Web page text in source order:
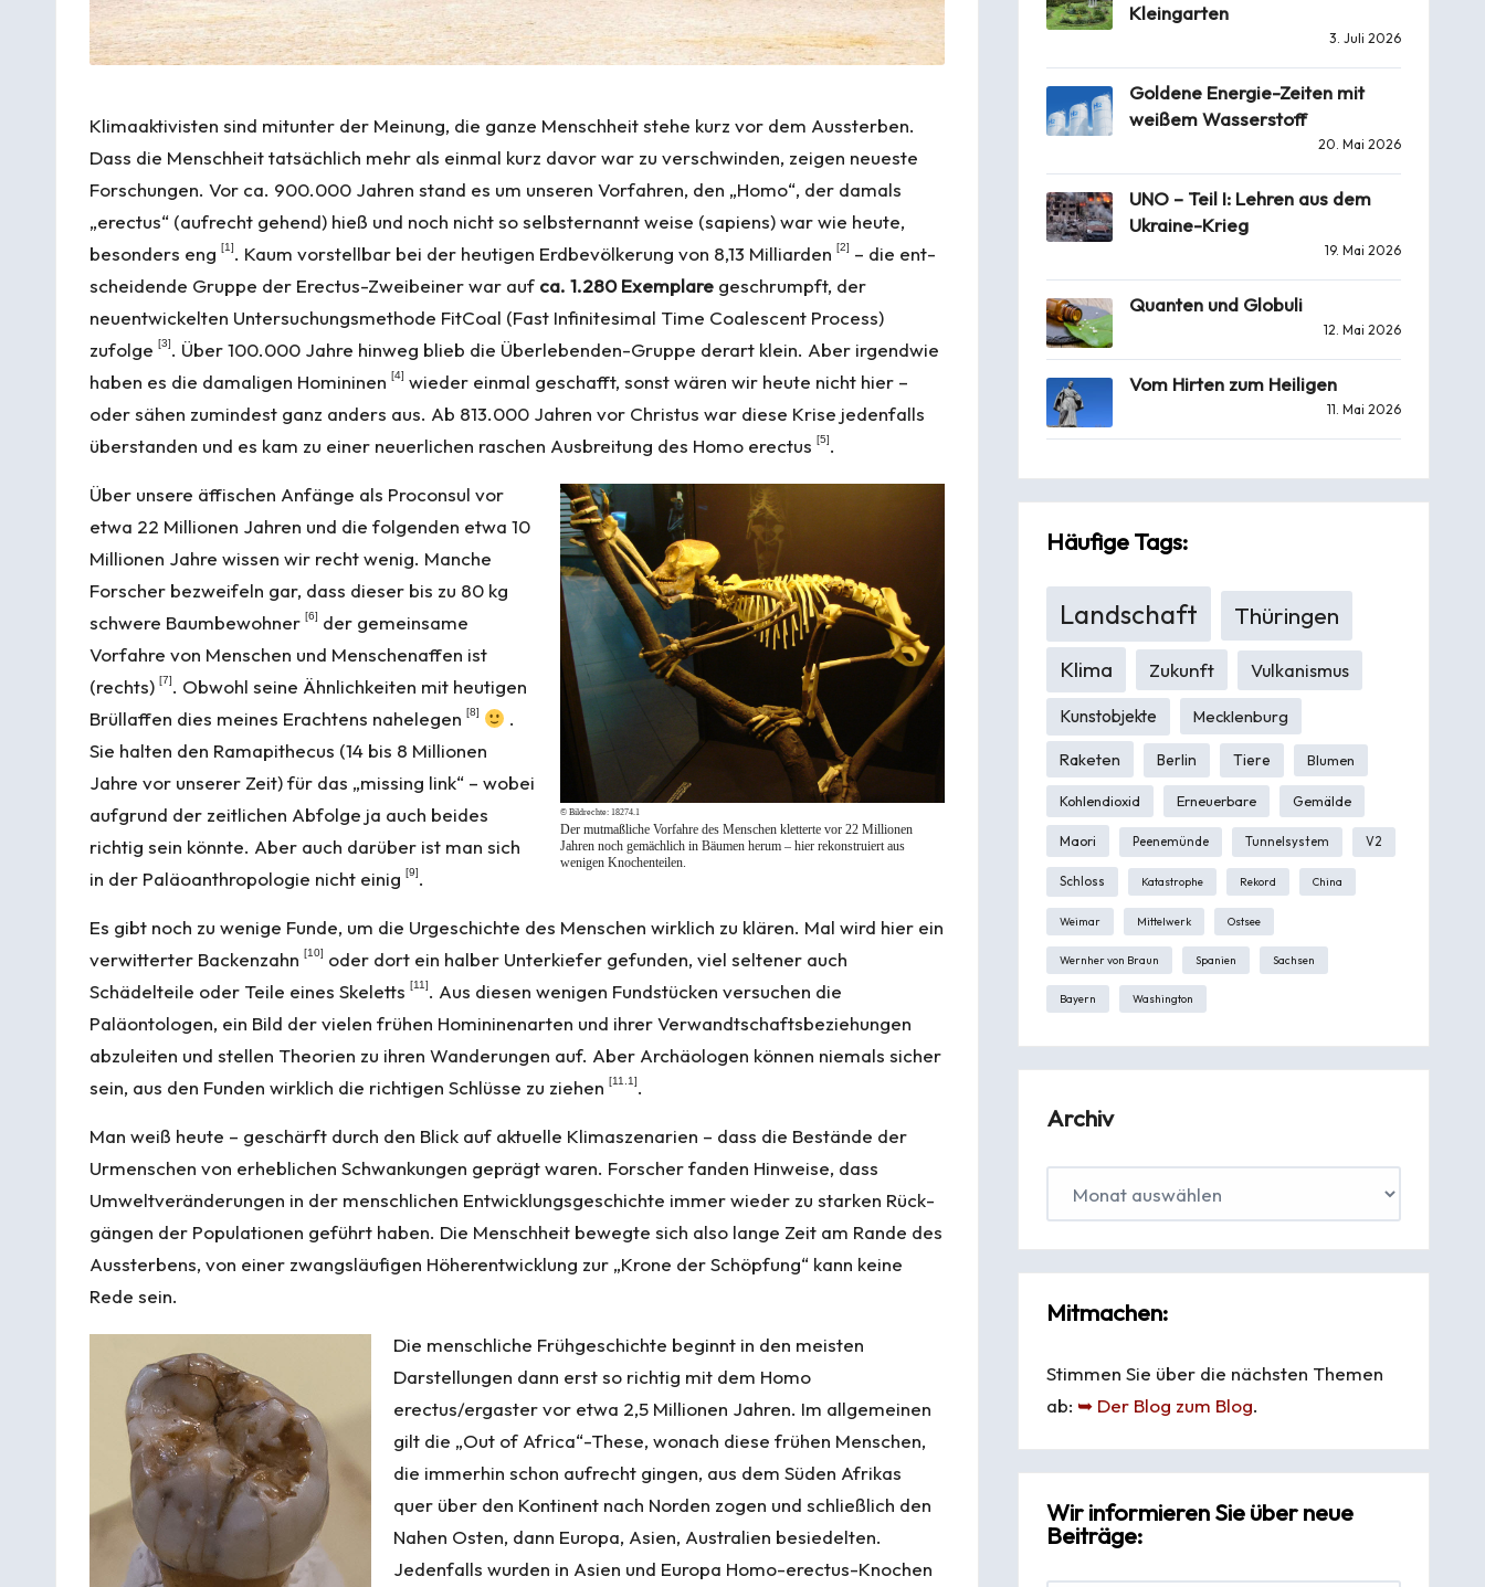
Klimaaktivisten sind mitunter der Meinung, die ganze Menschheit stehe kurz vor dem Aussterben.
Dass die Menschheit tatsächlich mehr als einmal kurz davor war zu verschwinden, zeigen neueste
Forschungen. Vor ca. 900.000 Jahren stand es um unseren Vor­fahren, den „Homo“, der damals
„erectus“ (aufrecht gehend) hieß und noch nicht so selbsternannt weise (sapiens) war wie heute,
besonders eng [1]. Kaum vorstellbar bei der heutigen Erdbevölkerung von 8,13 Milliarden [2] – die ent­
schei­dende Gruppe der Erectus-Zweibeiner war auf ca. 1.280 Exemplare geschrumpft, der
neuentwickelten Untersuchungsmethode FitCoal (Fast Infinitesimal Time Coalescent Process)
zufolge [3]. Über 100.000 Jahre hinweg blieb die Überlebenden-Gruppe derart klein. Aber irgendwie
haben es die damaligen Homininen [4] wieder einmal geschafft, sonst wären wir heute nicht hier –
oder sähen zumindest ganz anders aus. Ab 813.000 Jahren vor Christus war diese Krise jedenfalls
überstanden und es kam zu einer neuerlichen raschen Ausbreitung des Homo erectus [5].
© Bildrechte: 18274.1
Der mutmaßliche Vorfahre des Menschen kletterte vor 22 Millionen
Jahren noch gemächlich in Bäumen herum – hier rekonstruiert aus
wenigen Knochenteilen.
Über unsere äffischen Anfänge als Proconsul vor
etwa 22 Millionen Jahren und die folgenden etwa 10
Millionen Jahre wissen wir recht wenig. Manche
Forscher bezweifeln gar, dass dieser bis zu 80 kg
schwere Baumbewohner [6] der ge­mein­same
Vorfahre von Menschen und Menschenaffen ist
(rechts) [7]. Obwohl seine Ähnlichkeiten mit heutigen
Brüllaffen dies meines Erachtens nahelegen [8]
.
Sie halten den Ramapithecus (14 bis 8 Millionen
Jahre vor unserer Zeit) für das „missing link“ – wobei
aufgrund der zeitlichen Abfolge ja auch beides
richtig sein könnte. Aber auch darüber ist man sich
in der Paläoanthropologie nicht einig [9].
Es gibt noch zu wenige Funde, um die Urgeschichte des Menschen wirklich zu klären. Mal wird hier ein
verwitterter Backenzahn [10] oder dort ein halber Unterkiefer gefunden, viel seltener auch
Schädelteile oder Teile eines Skeletts [11]. Aus diesen wenigen Fundstücken versuchen die
Paläontologen, ein Bild der vielen frühen Homininenarten und ihrer Verwandt­schafts­beziehungen
abzuleiten und stellen Theorien zu ihren Wanderungen auf. Aber Archäologen können niemals sicher
sein, aus den Funden wirklich die richtigen Schlüsse zu ziehen [11.1].
Man weiß heute – geschärft durch den Blick auf aktuelle Klima­szenarien – dass die Bestände der
Urmenschen von erheblichen Schwankungen geprägt waren. Forscher fanden Hinweise, dass
Umwelt­veränderungen in der menschlichen Ent­wick­lungs­ge­schich­te immer wieder zu starken Rück­
gängen der Populationen geführt haben. Die Mensch­heit bewegte sich also lange Zeit am Rande des
Aus­sterbens, von einer zwangsläufigen Höher­entwicklung zur „Krone der Schöpfung“ kann keine
Rede sein.
Die menschliche Frühgeschichte beginnt in den meisten
Darstellungen dann erst so richtig mit dem Homo
erectus/ergaster vor etwa 2,5 Millionen Jahren. Im allgemeinen
gilt die „Out of Africa“-These, wonach diese frühen Menschen,
die immerhin schon aufrecht gingen, aus dem Süden Afrikas
quer über den Kon­ti­nent nach Norden zogen und schließlich den
Nahen Osten, dann Europa, Asien, Australien besiedelten.
Jedenfalls wurden in Asien und Europa Homo-erectus-Knochen
Kleingarten
3. Juli 2026
Goldene Energie-Zeiten mit
weißem Wasserstoff
20. Mai 2026
UNO – Teil I: Lehren aus dem
Ukraine-Krieg
19. Mai 2026
Quanten und Globuli
12. Mai 2026
Vom Hirten zum Heiligen
11. Mai 2026
Häufige Tags:
Landschaft Thüringen
Klima Zukunft Vulkanismus
Kunstobjekte Mecklenburg
Raketen Berlin Tiere Blumen
Kohlendioxid Erneuerbare Gemälde
Maori Peenemünde Tunnelsystem V2
Schloss Katastrophe Rekord China
Weimar Mittelwerk Ostsee
Wernher von Braun Spanien Sachsen
Bayern Washington
Archiv
Mitmachen:
Stimmen Sie über die nächsten Themen
ab: ➥ Der Blog zum Blog.
Wir informieren Sie über neue
Beiträge: